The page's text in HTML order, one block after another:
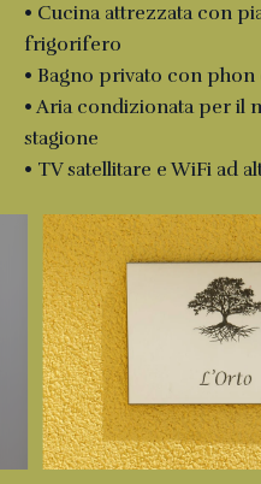
• Cucina attrezzata con
frigorifero
• Bagno privato con phon
• Aria condizionata per il
stagione
• TV satellitare e WiFi ad
Slide 1 of 5